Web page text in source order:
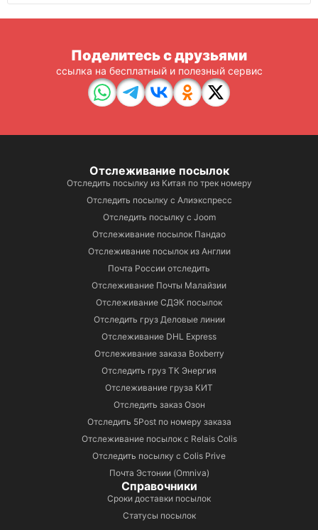
Поделитесь с друзьями
ссылка на бесплатный и полезный сервис
Отслеживание посылок
Отследить посылку из Китая по трек номеру
Отследить посылку с Алиэкспресс
Отследить посылку с Joom
Отслеживание посылок Пандао
Отслеживание посылок из Англии
Почта России отследить
Отслеживание Почты Малайзии
Отслеживание СДЭК посылок
Отследить груз Деловые линии
Отслеживание DHL Express
Отслеживание заказа Boxberry
Отследить груз ТК Энергия
Отслеживание груза КИТ
Отследить заказ Озон
Отследить 5Post по номеру заказа
Отслеживание посылок с Relais Colis
Отследить посылку с Colis Prive
Почта Эстонии (Omniva)
Справочники
Сроки доставки посылок
Статусы посылок